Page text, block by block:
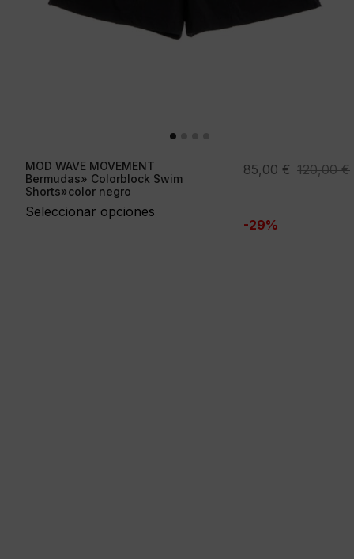
MOD WAVE MOVEMENT
Bermudas» Colorblock Swim
Shorts»color negro
Seleccionar opciones
120,00€
El
era:
85,00 €
El
es:
-29%